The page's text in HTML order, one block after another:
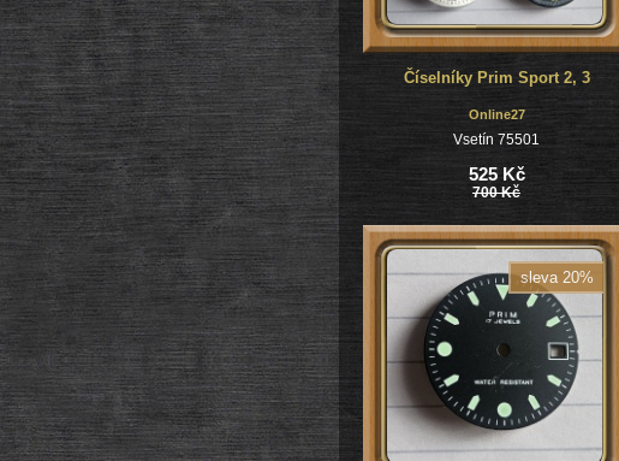
Číselníky Prim Sport 2, 3
Online27
Vsetín 75501
525 Kč
700 Kč
sleva 20%